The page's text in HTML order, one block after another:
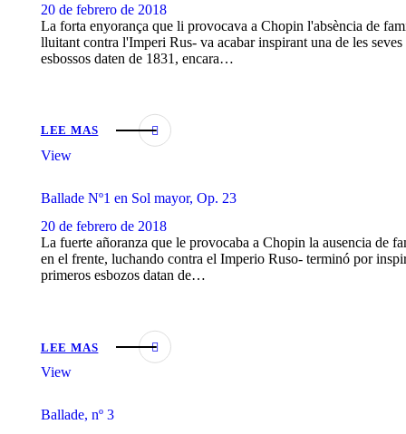
20 de febrero de 2018
La forta enyorança que li provocava a Chopin l'absència de
lluitant contra l'Imperi Rus- va acabar inspirant una de les
esbossos daten de 1831, encara…
LEE MAS
View
Ballade Nº1 en Sol mayor, Op. 23
20 de febrero de 2018
La fuerte añoranza que le provocaba a Chopin la ausencia de
en el frente, luchando contra el Imperio Ruso- terminó por
primeros esbozos datan de…
LEE MAS
View
Ballade, nº 3